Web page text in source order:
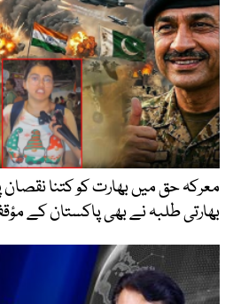
معرکہ حق میں بھارت کو کتنا
بھارتی طلبہ نے بھی پاکستان کے